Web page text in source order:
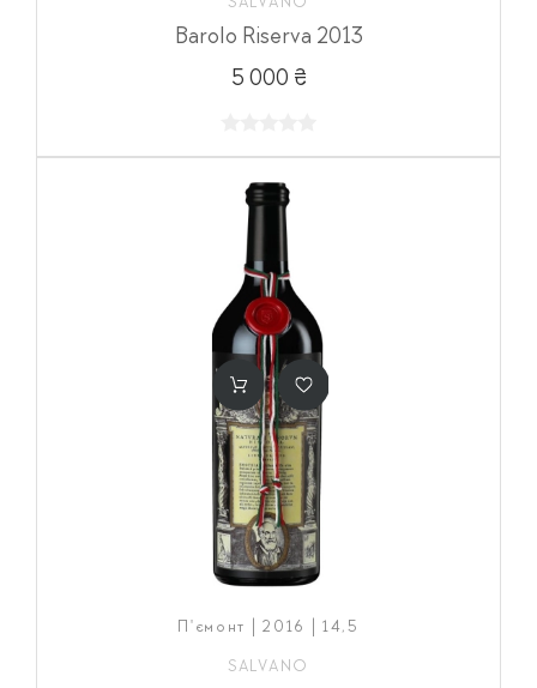
SALVANO
Barolo Riserva 2013
5 000 ₴
П'ємонт | 2016 | 14,5
SALVANO